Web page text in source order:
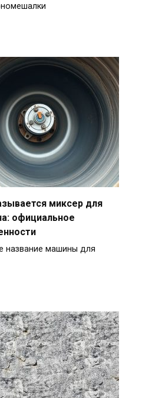
миксер для
официальное
название машины для